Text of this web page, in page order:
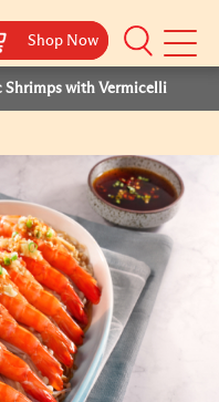
Shop Now
Shop Now
Shrimps with Vermicelli